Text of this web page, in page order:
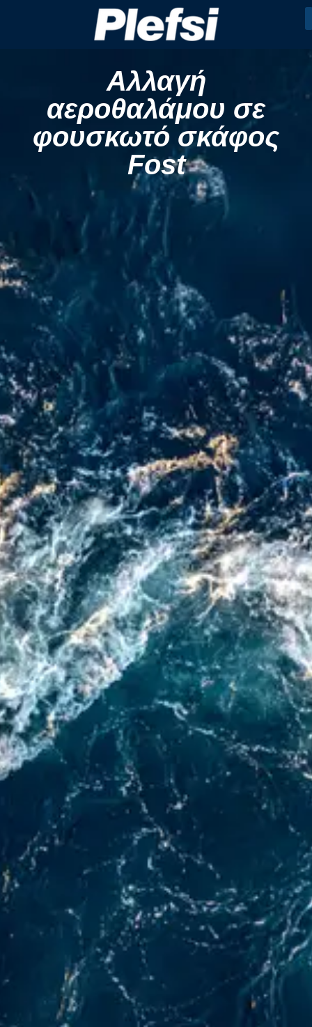
Αλλαγή
αεροθαλάμου σε
φουσκωτό σκάφος
Fost